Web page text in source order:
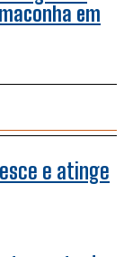
em
e atinge